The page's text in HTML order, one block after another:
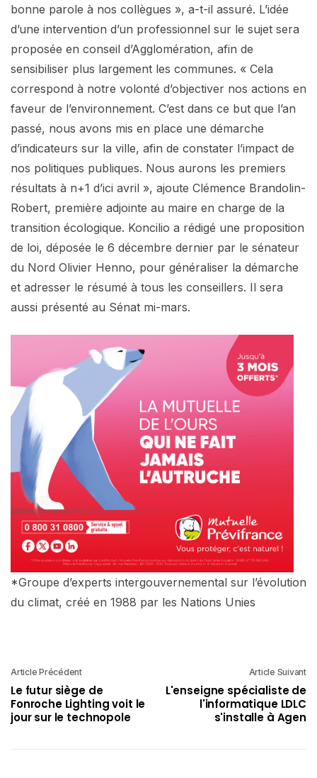
bonne parole à nos collègues », a-t-il assuré. L’idée
d’une intervention d’un professionnel sur le sujet sera
proposée en conseil d’Agglomération, afin de
sensibiliser plus largement les communes. « Cela
correspond à notre volonté d’objectiver nos actions en
faveur de l’environnement. C’est dans ce but que l’an
passé, nous avons mis en place une démarche
d’indicateurs sur la ville, afin de constater l’impact de
nos politiques publiques. Nous aurons les premiers
résultats à n+1 d’ici avril », ajoute Clémence Brandolin-
Robert, première adjointe au maire en charge de la
transition écologique. Koncilio a rédigé une proposition
de loi, déposée le 6 décembre dernier par le sénateur
du Nord Olivier Henno, pour généraliser la démarche
et adresser le résumé à tous les conseillers. Il sera
aussi présenté au Sénat mi-mars.
*Groupe d’experts intergouvernemental sur l’évolution
du climat, créé en 1988 par les Nations Unies
Article Précédent
Le futur siège de
Fonroche Lighting voit le
jour sur le technopole
Article Suivant
L'enseigne spécialiste de
l'informatique LDLC
s'installe à Agen